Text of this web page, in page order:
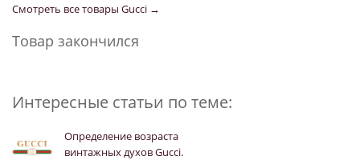
Смотреть все товары Gucci →
Товар закончился
Интересные статьи по теме:
Определение возраста
винтажных духов Gucci.